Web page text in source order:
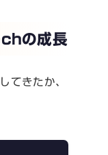
の成長
てきたか、